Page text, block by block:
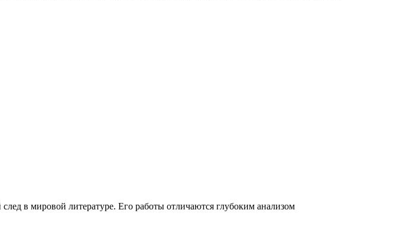
в мировой литературе. Его работы отличаются глубоким анализом